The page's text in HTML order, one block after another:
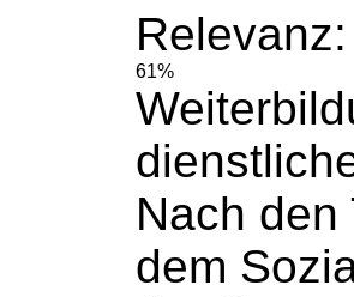
Relevanz:
61%
Nach
dem